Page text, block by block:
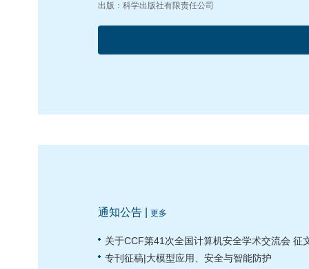
出版：科学出版社有限责任公司
通知公告 |更多
关于CCF第41次全国计算机安全学术交流会 征
专刊征稿|大模型应用、安全与智能防护